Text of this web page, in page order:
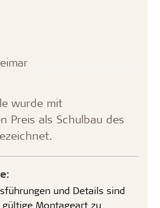
wurde mit
Preis als Schulbau des
und Details sind
Montageart zu